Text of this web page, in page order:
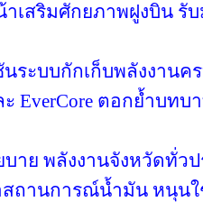
เสริมศักยภาพฝูงบิน รับ
ระบบกักเก็บพลังงานคร
ะ EverCore ตอกย้ำบท
บาย พลังงานจังหวัดทั่
ถานการณ์น้ำมัน หนุนใ